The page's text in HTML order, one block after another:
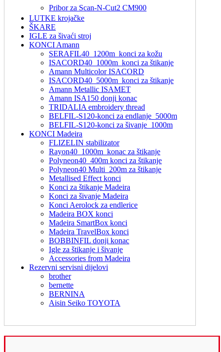
Pribor za Scan-N-Cut2 CM900
LUTKE krojačke
ŠKARE
IGLE za šivaći stroj
KONCI Amann
SERAFIL40_1200m_konci za kožu
ISACORD40_1000m_konci za štikanje
Amann Multicolor ISACORD
ISACORD40_5000m_konci za štikanje
Amann Metallic ISAMET
Amann ISA150 donji konac
TRIDALIA embroidery thread
BELFIL-S120-konci za endlanje_5000m
BELFIL-S120-konci za šivanje_1000m
KONCI Madeira
FLIZELIN stabilizator
Rayon40_1000m_konac za štikanje
Polyneon40_400m konci za štikanje
Polyneon40 Multi_200m za štikanje
Metallised Effect konci
Konci za štikanje Madeira
Konci za šivanje Madeira
Konci Aerolock za endlerice
Madeira BOX konci
Madeira SmartBox konci
Madeira TravelBox konci
BOBBINFIL donji konac
Igle za štikanje i šivanje
Accessories from Madeira
Rezervni servisni dijelovi
brother
bernette
BERNINA
Aisin Seiko TOYOTA